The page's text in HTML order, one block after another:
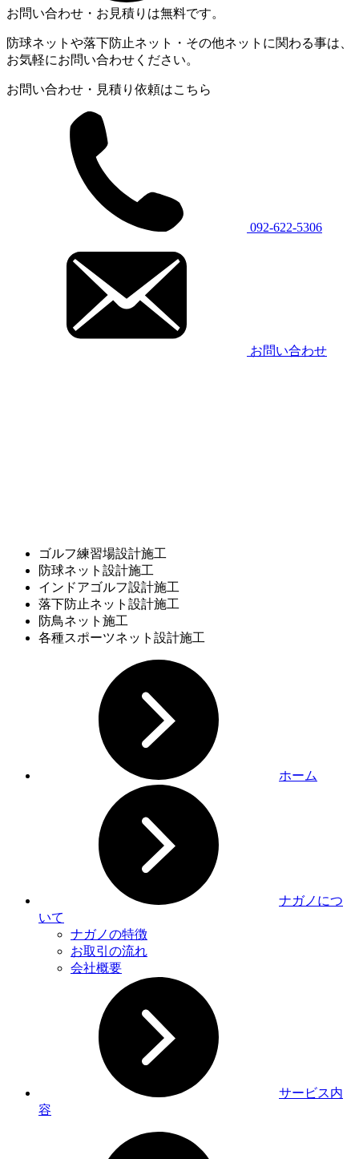
お問い合わせ・お見積りは無料です。
防球ネットや落下防止ネット・その他ネットに関わる事は、
お気軽にお問い合わせください。
お問い合わせ・見積り依頼はこちら
092-622-5306
お問い合わせ
ゴルフ練習場設計施工
防球ネット設計施工
インドアゴルフ設計施工
落下防止ネット設計施工
防鳥ネット施工
各種スポーツネット設計施工
ホーム
ナガノにつ
いて
ナガノの特徴
お取引の流れ
会社概要
サービス内
容